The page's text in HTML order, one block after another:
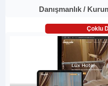
Danışmanlık /
Çoklu